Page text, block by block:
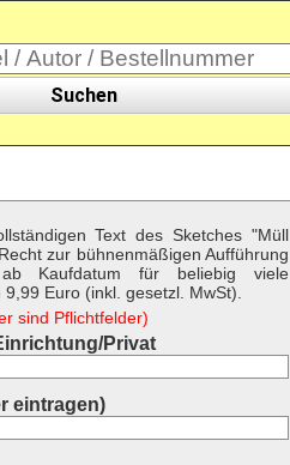
Suchen
Text des Sketches "Müll
zur bühnenmäßigen Aufführung
Kaufdatum für beliebig viele
Euro (inkl. gesetzl. MwSt).
sind Pflichtfelder)
Privat
eintragen)